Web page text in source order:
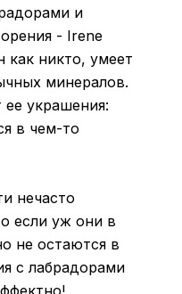
и
- Irene
как никто, умеет
минералов.
ее украшения:
в чем-то
нечасто
если уж они в
не остаются в
с лабрадорами